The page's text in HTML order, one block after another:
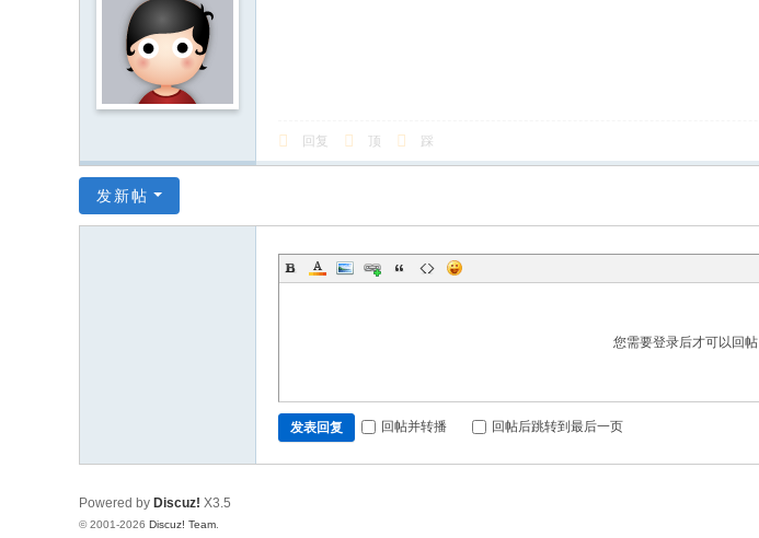
回复 顶 踩
发新帖
您需要登录后才可以回帖
发表回复 回帖并转播 回帖后跳转到最后一页
Powered by Discuz! X3.5
© 2001-2026 Discuz! Team